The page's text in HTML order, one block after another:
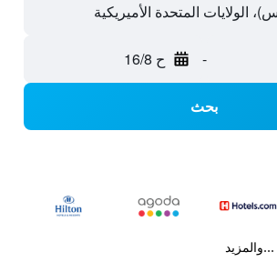
الولايات المتحدة الأميريكية
- ح 16/8
بحث
...والمزيد